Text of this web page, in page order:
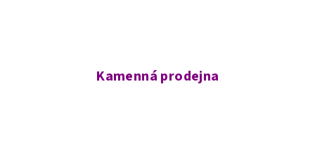
Kamenná prodejna